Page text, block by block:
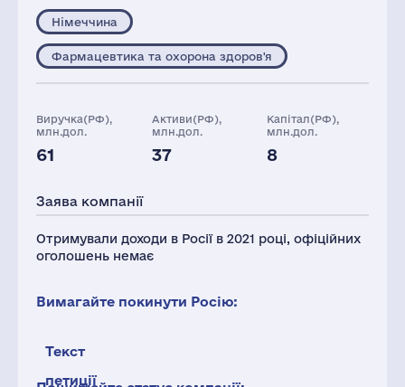
Німеччина
Фармацевтика та охорона здоров'я
Виручка(РФ),
млн.дол.
61
Активи(РФ),
млн.дол.
37
Капітал(РФ),
млн.дол.
8
183
Заява компанії
Отримували доходи в Росії в 2021 році, офіційних
оголошень немає
Вимагайте покинути Росію:
Текст
петиції